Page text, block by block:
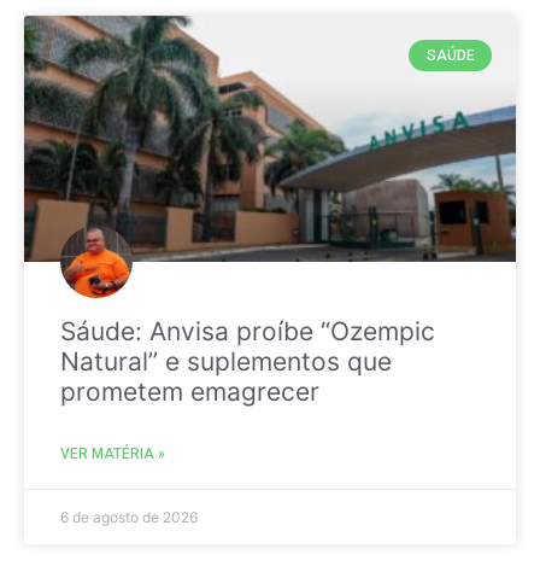
SAÚDE
Sáude: Anvisa proíbe “Ozempic
Natural” e suplementos que
prometem emagrecer
VER MATÉRIA »
6 de agosto de 2026